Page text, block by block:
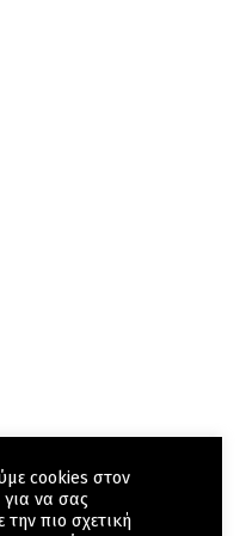
cookies στον
για να σας
πιο σχετική